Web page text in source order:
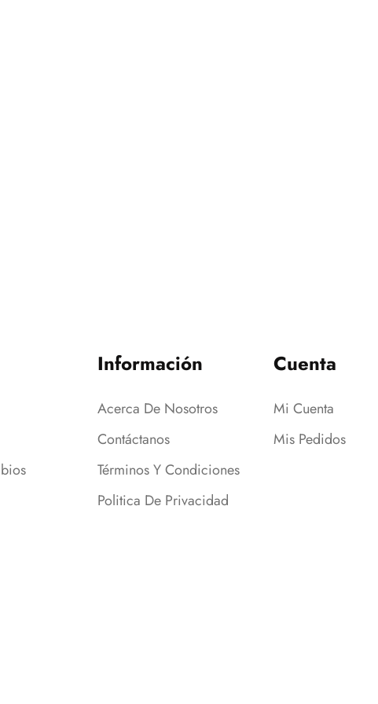
Información
Acerca De Nosotros
Contáctanos
Términos Y Condiciones
Politica De Privacidad
Cuenta
Mi Cuenta
Mis Pedidos